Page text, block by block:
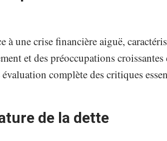
à une crise financière aiguë,
et des préoccupations
évaluation complète des critiques
de la dette